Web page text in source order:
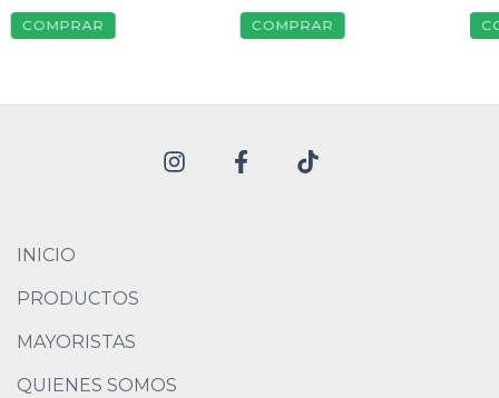
INICIO
PRODUCTOS
MAYORISTAS
QUIENES SOMOS